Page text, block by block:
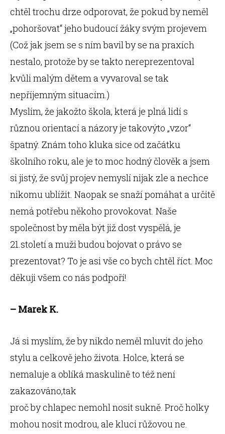
chtěl trochu drze odporovat, že pokud by neměl
„pohoršovat“ jeho budoucí žáky svým projevem
(Což jak jsem se s ním bavil by se na praxích
nestalo, protože by se takto nereprezentoval
kvůli malým dětem a vyvaroval se tak
nepříjemným situacím.)
Myslím, že jakožto škola, která je plná lidí s
různou orientací a názory je takovýto „vzor“
špatný. Znám toho kluka sice od začátku
školního roku, ale je to moc hodný člověk a jsem
si jistý, že svůj projev nemyslí nijak zle a nechce
nikomu ublížit. Naopak se snaží pomáhat a určitě
nemá potřebu někoho provokovat. Naše
společnost by měla být již dost vyspělá, je
21.století a muži budou bojovat o právo se
prezentovat? To je asi vše co bych chtěl říct. Moc
děkuji všem co nás podpoří!
– Marek K.
Já si myslím, že by nikdo neměl mluvit do jeho
stylu a celkově jeho života. Holce, která se
nemaluje a oblíká maskulině to též není
zakazováno,tak
proč by chlapec nemohl nosit sukně. Proč holky
mohou nosit modrou, ale kluci růžovou ne.